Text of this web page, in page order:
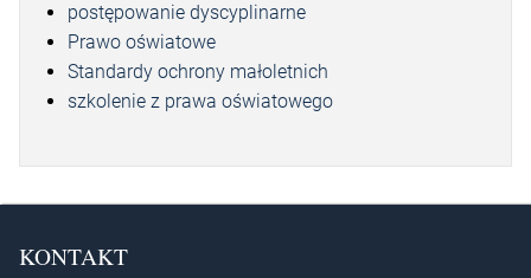
postępowanie dyscyplinarne
Prawo oświatowe
Standardy ochrony małoletnich
szkolenie z prawa oświatowego
KONTAKT